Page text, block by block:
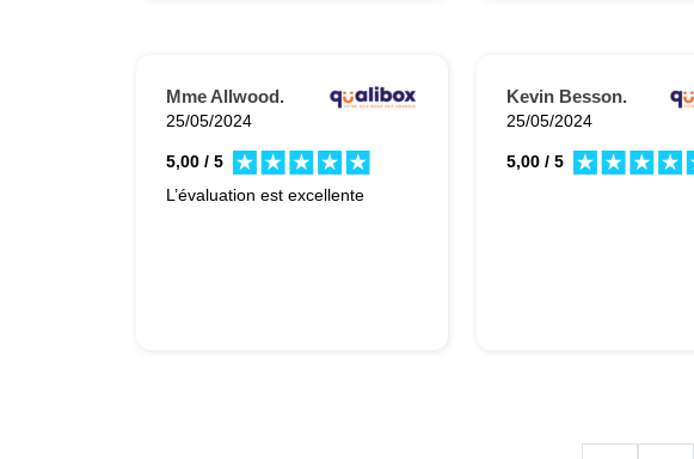
Mme Allwood.
25/05/2024
5,00 / 5
L’évaluation est excellente
Kevin Besson.
25/05/2024
5,00 / 5